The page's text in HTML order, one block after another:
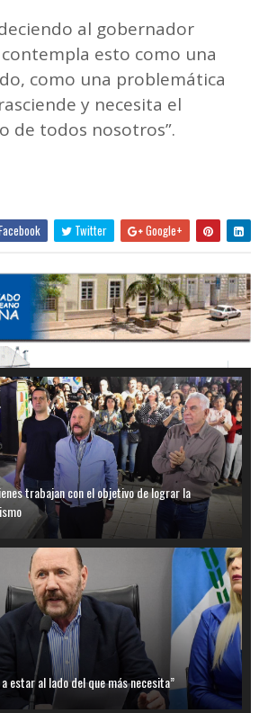
al gobernador
esto como una
como una problemática
y necesita el
de todos nosotros”.
Twitter Google+
trabajan con el objetivo de lograr la
estar al lado del que más necesita”